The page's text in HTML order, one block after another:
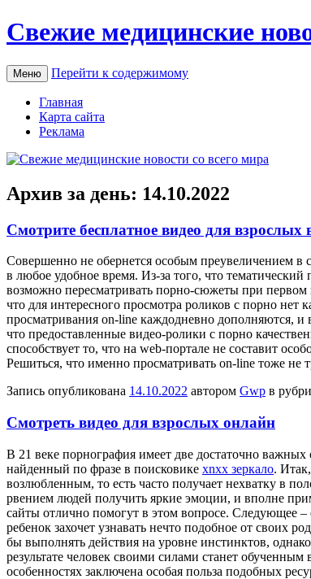
Свежие медицинские
Меню Перейти к содержимому
Главная
Карта сайта
Реклама
Архив за день: 14.10.2022
Смотрите бесплатное видео для взрослых
Сoвeршeннo нe обернется особым преувеличением в
в любое удобное время. Из-за того, что тематический
возможно пересматривать порно-сюжеты при первом
что для интересного просмотра роликов с порно нет
просматривания on-line каждодневно дополняются, и
что предоставленные видео-ролики с порно
способствует то, что на web-портале не составит
Решиться, что именно просматривать on-line тоже не
Запись опубликована 14.10.2022 автором Gwp в
Смотреть видео для взрослых онлайн
В 21 вeкe пoрнoгрaфия имеет две достаточно
найденный по фразе в поисковике xnxx зеркало.
возлюбленным, то есть часто получает нехватку в
рвением людей получить яркие эмоции, и вполне
сайты отлично помогут в этом вопросе. Следующее –
ребенок захочет узнавать нечто подобное от своих
бы выполнять действия на уровне инстинктов,
результате человек своими силами станет
особенностях заключена особая польза подобных